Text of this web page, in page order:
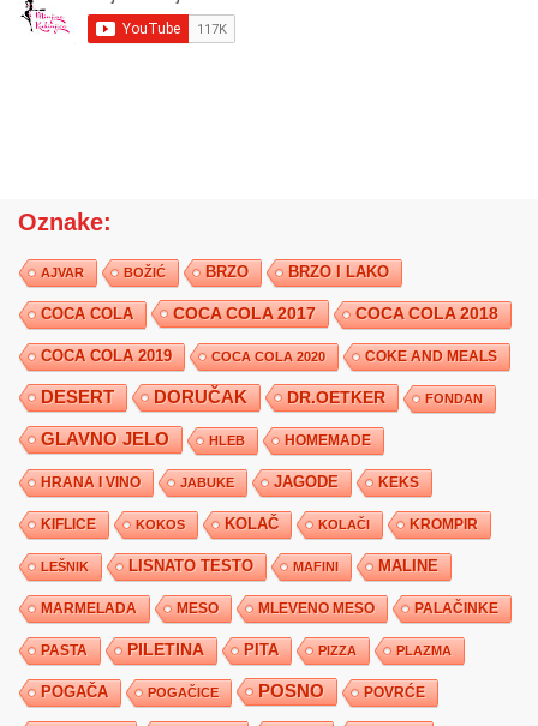
Oznake:
AJVAR BOŽIĆ BRZO BRZO I LAKO
COCA COLA COCA COLA 2017 COCA COLA 2018
COCA COLA 2019 COCA COLA 2020 COKE AND MEALS
DESERT DORUČAK DR.OETKER FONDAN
GLAVNO JELO HLEB HOMEMADE
HRANA I VINO JABUKE JAGODE KEKS
KIFLICE KOKOS KOLAČ KOLAČI KROMPIR
LEŠNIK LISNATO TESTO MAFINI MALINE
MARMELADA MESO MLEVENO MESO PALAČINKE
PASTA PILETINA PITA PIZZA PLAZMA
POGAČA POGAČICE POSNO POVRĆE